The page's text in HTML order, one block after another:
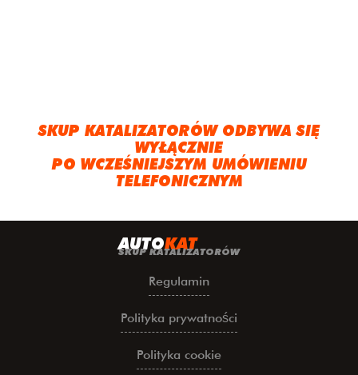
SKUP KATALIZATORÓW ODBYWA SIĘ
WYŁĄCZNIE
PO WCZEŚNIEJSZYM UMÓWIENIU
TELEFONICZNYM
AUTOKAT
SKUP KATALIZATORÓW
Regulamin
Polityka prywatności
Polityka cookie